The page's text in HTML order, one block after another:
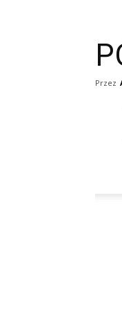
Przez